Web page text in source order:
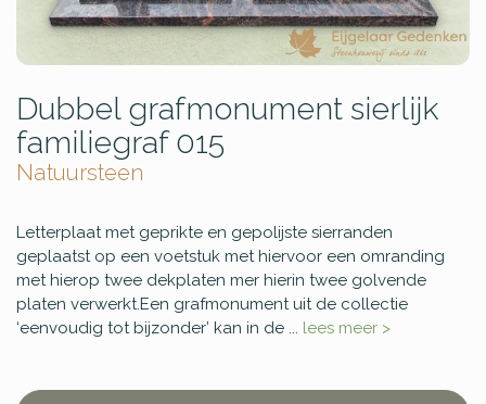
Dubbel grafmonument sierlijk
familiegraf 015
Natuursteen
Letterplaat met geprikte en gepolijste sierranden
geplaatst op een voetstuk met hiervoor een omranding
met hierop twee dekplaten mer hierin twee golvende
platen verwerkt.Een grafmonument uit de collectie
‘eenvoudig tot bijzonder’ kan in de ... lees meer >